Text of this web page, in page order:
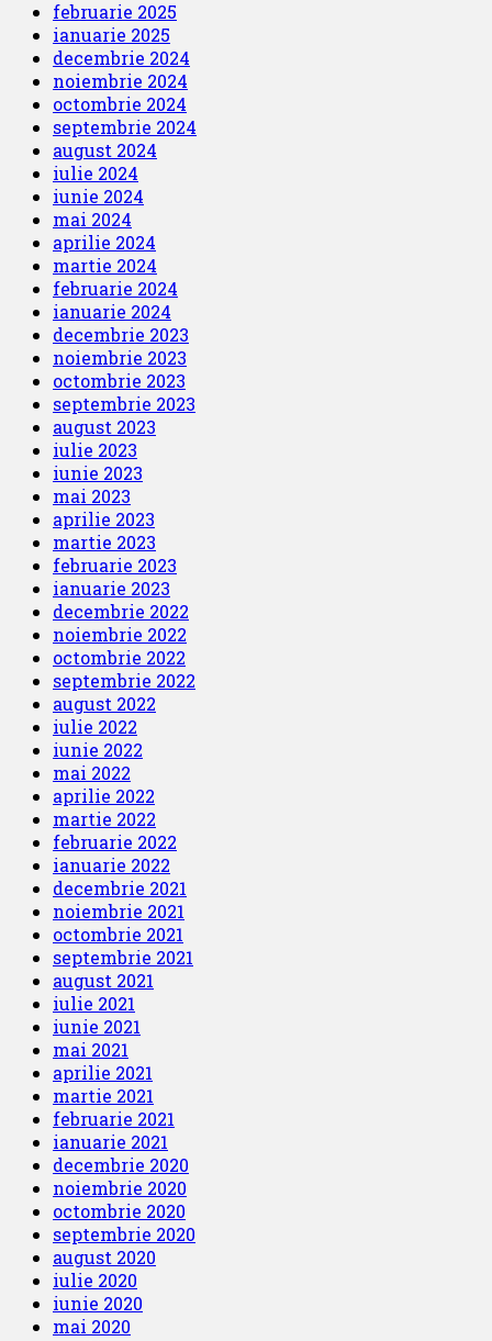
februarie 2025
ianuarie 2025
decembrie 2024
noiembrie 2024
octombrie 2024
septembrie 2024
august 2024
iulie 2024
iunie 2024
mai 2024
aprilie 2024
martie 2024
februarie 2024
ianuarie 2024
decembrie 2023
noiembrie 2023
octombrie 2023
septembrie 2023
august 2023
iulie 2023
iunie 2023
mai 2023
aprilie 2023
martie 2023
februarie 2023
ianuarie 2023
decembrie 2022
noiembrie 2022
octombrie 2022
septembrie 2022
august 2022
iulie 2022
iunie 2022
mai 2022
aprilie 2022
martie 2022
februarie 2022
ianuarie 2022
decembrie 2021
noiembrie 2021
octombrie 2021
septembrie 2021
august 2021
iulie 2021
iunie 2021
mai 2021
aprilie 2021
martie 2021
februarie 2021
ianuarie 2021
decembrie 2020
noiembrie 2020
octombrie 2020
septembrie 2020
august 2020
iulie 2020
iunie 2020
mai 2020